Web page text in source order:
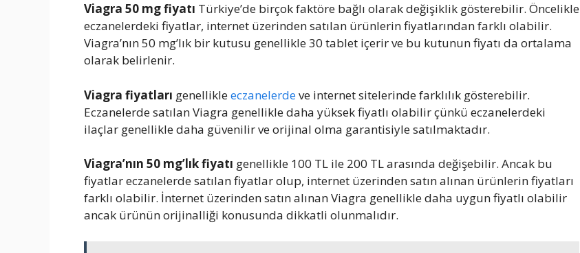
Viagra 50 mg fiyatı Türkiye’de birçok faktöre bağlı olarak değişiklik gösterebilir. Öncelikle
eczanelerdeki fiyatlar, internet üzerinden satılan ürünlerin fiyatlarından farklı olabilir.
Viagra’nın 50 mg’lık bir kutusu genellikle 30 tablet içerir ve bu kutunun fiyatı da ortalama
olarak belirlenir.
Viagra fiyatları genellikleeczanelerdeve internet sitelerinde farklılık gösterebilir.
Eczanelerde satılan Viagra genellikle daha yüksek fiyatlı olabilir çünkü eczanelerdeki
ilaçlar genellikle daha güvenilir ve orijinal olma garantisiyle satılmaktadır.
Viagra’nın 50 mg’lık fiyatı genellikle 100 TL ile 200 TL arasında değişebilir. Ancak bu
fiyatlar eczanelerde satılan fiyatlar olup, internet üzerinden satın alınan ürünlerin fiyatları
farklı olabilir. İnternet üzerinden satın alınan Viagra genellikle daha uygun fiyatlı olabilir
ancak ürünün orijinalliği konusunda dikkatli olunmalıdır.